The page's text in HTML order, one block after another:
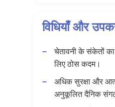
विधियाँ और
चेतावनी के संकेतों
लिए ठोस कदम।
अधिक सुरक्षा और
अनुकूलित दैनिक